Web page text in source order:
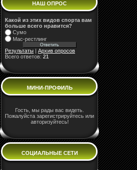
НАШ ОПРОС
Какой из этих видов спорта вам
больше всего нравится?
Сумо
Мас-рестлинг
Результаты
Архив опросов
Всего ответов: 21
МИНИ-ПРОФИЛЬ
Гость, мы рады вас видеть.
Пожалуйста зарегистрируйтесь или
авторизуйтесь!
СОЦИАЛЬНЫЕ СЕТИ